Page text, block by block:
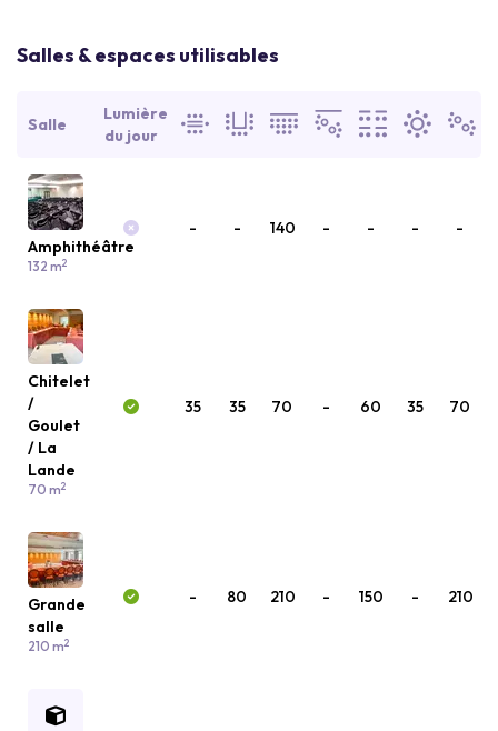
Salles & espaces utilisables
Salle
Lumière
du jour
Amphithéâtre
132 m2
- - 140 - - - -
Chitelet
/
Goulet
/ La
Lande
70 m2
35 35 70 - 60 35 70
Grande
salle
210 m2
- 80 210 - 150 - 210